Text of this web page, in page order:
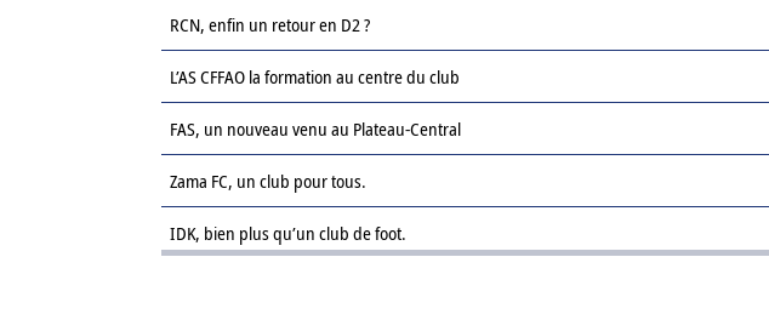
RCN, enfin un retour en D2 ?
L’AS CFFAO la formation au centre du club
FAS, un nouveau venu au Plateau-Central
Zama FC, un club pour tous.
IDK, bien plus qu’un club de foot.